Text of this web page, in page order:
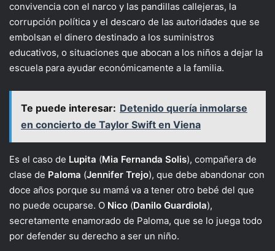
convivencia con el narco y las pandillas callejeras, la
corrupción política y el descaro de las autoridades que se
embolsan el dinero destinado a los suministros
educativos, o situaciones que abocan a los niños a dejar la
escuela para ayudar económicamente a la familia.
Te puede interesar: Detenido quería inmolarse
en concierto de Taylor Swift en Viena
Es el caso de Lupita (Mia Fernanda Solis), compañera de
clase de Paloma (Jennifer Trejo), que debe abandonar con
doce años porque su mamá va a tener otro bebé del que
no puede ocuparse. O Nico (Danilo Guardiola),
secretamente enamorado de Paloma, que se lo juega todo
por defender su derecho a ser un niño.